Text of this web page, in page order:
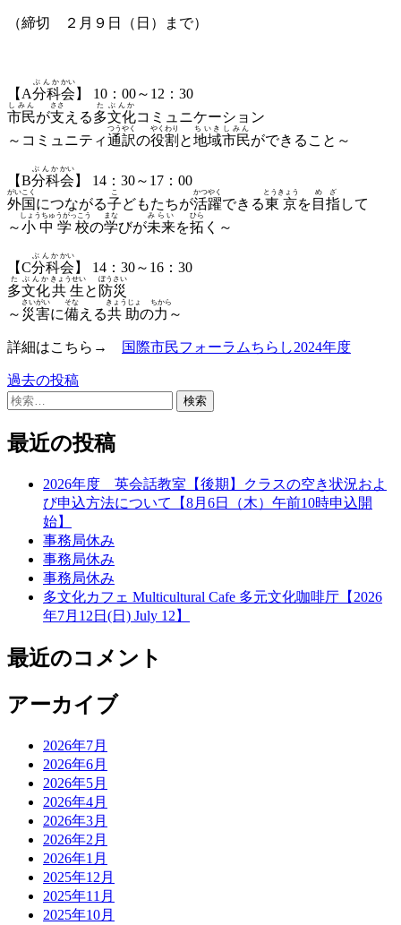
（締切 ２月９日（日）まで）
【A分科
ぶんか
会
かい
】 10：00～12：30
市民
しみん
が支
ささ
える多
た
文化
ぶんか
コミュニケーション
～コミュニティ通訳
つうやく
の役割
やくわり
と地域
ちいき
市民
しみん
ができること～
【B分科
ぶんか
会
かい
】 14：30～17：00
外国
がいこく
につながる子
こ
どもたちが活躍
かつやく
できる東京
とうきょう
を 目指
めざ
して
～小中学校
しょうちゅうがっこう
の学
まな
びが未来
みらい
を拓
ひら
く～
【C分科
ぶんか
会
かい
】 14：30～16：30
多
た
文化
ぶんか
共生
きょうせい
と 防災
ぼうさい
～ 災害
さいがい
に備
そな
える共助
きょうじょ
の力
ちから
～
詳細はこちら→ 国際市民フォーラムちらし2024年度
投
稿
ナ
過去の投稿
検
最近の投稿
2026年度 英会話教室【後期】クラスの空き状況およ
び申込方法について【8月6日（木）午前10時申込開
始】
事務局休み
事務局休み
事務局休み
多文化カフェ Multicultural Cafe 多元文化咖啡厅【2026
年7月12日(日) July 12】
最近のコメント
アーカイブ
2026年7月
2026年6月
2026年5月
2026年4月
2026年3月
2026年2月
2026年1月
2025年12月
2025年11月
2025年10月